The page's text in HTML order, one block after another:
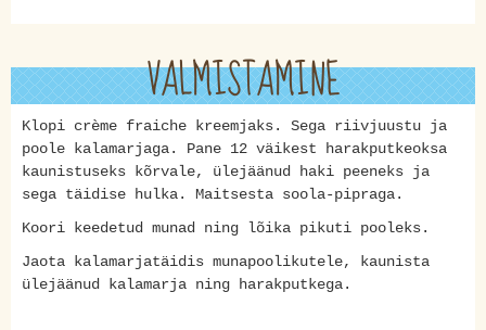
VALMISTAMINE
Klopi crème fraiche kreemjaks. Sega riivjuustu ja
poole kalamarjaga. Pane 12 väikest harakputkeoksa
kaunistuseks kõrvale, ülejäänud haki peeneks ja
sega täidise hulka. Maitsesta soola-pipraga.
Koori keedetud munad ning lõika pikuti pooleks.
Jaota kalamarjatäidis munapoolikutele, kaunista
ülejäänud kalamarja ning harakputkega.